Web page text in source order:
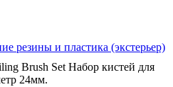
резины и пластика (экстерьер)
Brush Set Набор кистей для
24мм.